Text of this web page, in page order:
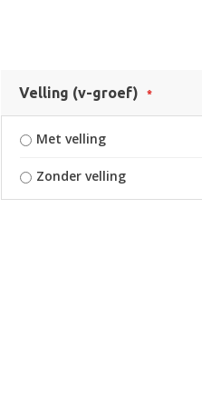
Velling (v-groef)
Met velling
Zonder velling